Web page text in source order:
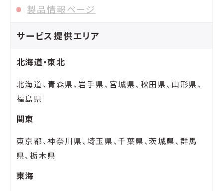
製品情報ページ
サービス提供エリア
北海道・東北
北海道、青森県、岩手県、宮城県、秋田県、山形県、
福島県
関東
東京都、神奈川県、埼玉県、千葉県、茨城県、群馬
県、栃木県
東海